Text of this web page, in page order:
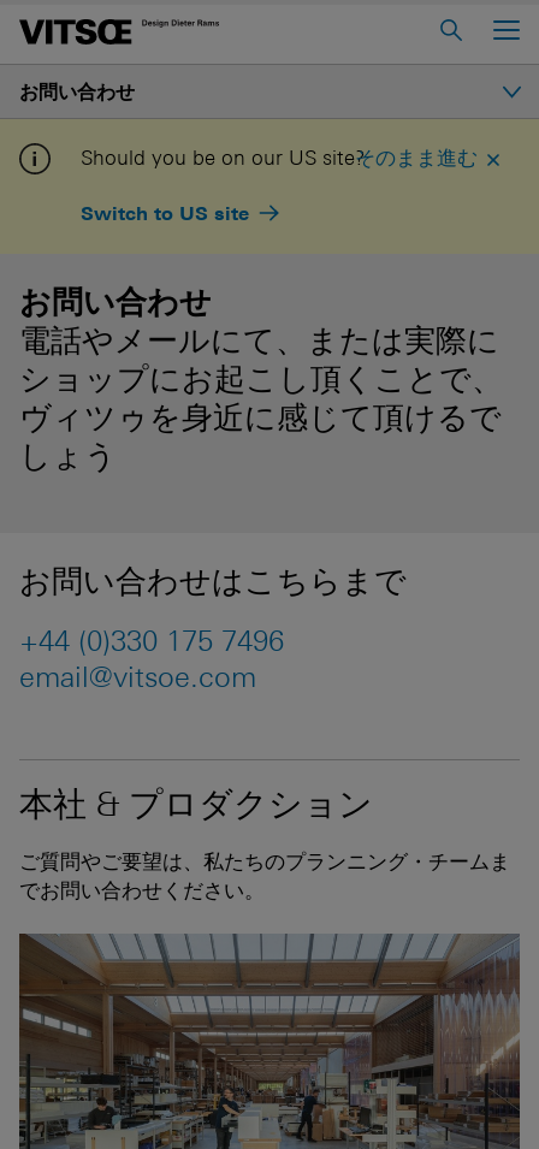
ホーム
ヴィツゥについて
620 チェア・プログラム
マイ・ヴィツゥにログインす
る
お問い合わせ
ヴォイス キャリア
Main Menu
お問い合わせ
お問い合わせ
ヴィツゥに出会える場所
Should you be on our US site?
Switch to US site
そのまま進む
お問い合わせ
電話やメールにて、または実際に
ショップにお起こし頂くことで、
ヴィツゥを身近に感じて頂けるで
しょう
お問い合わせはこちらまで
+44 (0)330 175 7496
email@vitsoe.com
本社 & プロダクション
ご質問やご要望は、私たちのプランニング・チームま
でお問い合わせください。